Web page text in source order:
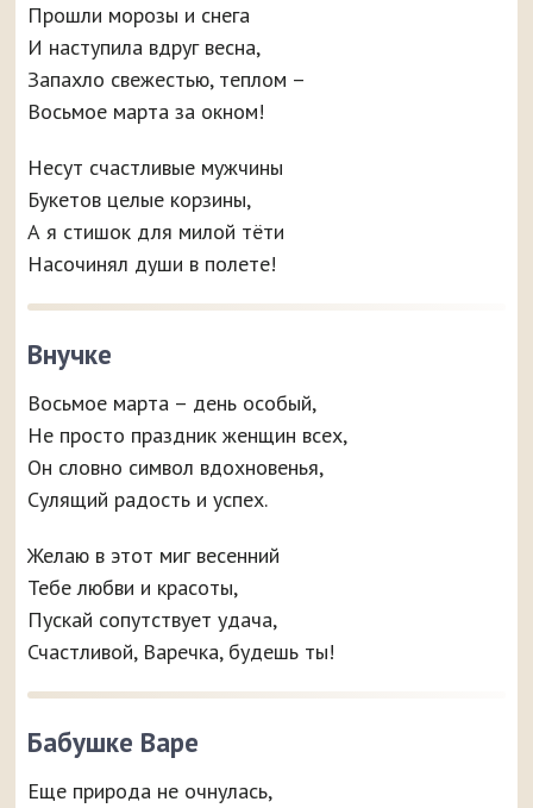
Прошли морозы и снега
И наступила вдруг весна,
Запахло свежестью, теплом –
Восьмое марта за окном!
Несут счастливые мужчины
Букетов целые корзины,
А я стишок для милой тёти
Насочинял души в полете!
Внучке
Восьмое марта – день особый,
Не просто праздник женщин всех,
Он словно символ вдохновенья,
Сулящий радость и успех.
Желаю в этот миг весенний
Тебе любви и красоты,
Пускай сопутствует удача,
Счастливой, Варечка, будешь ты!
Бабушке Варе
Еще природа не очнулась,